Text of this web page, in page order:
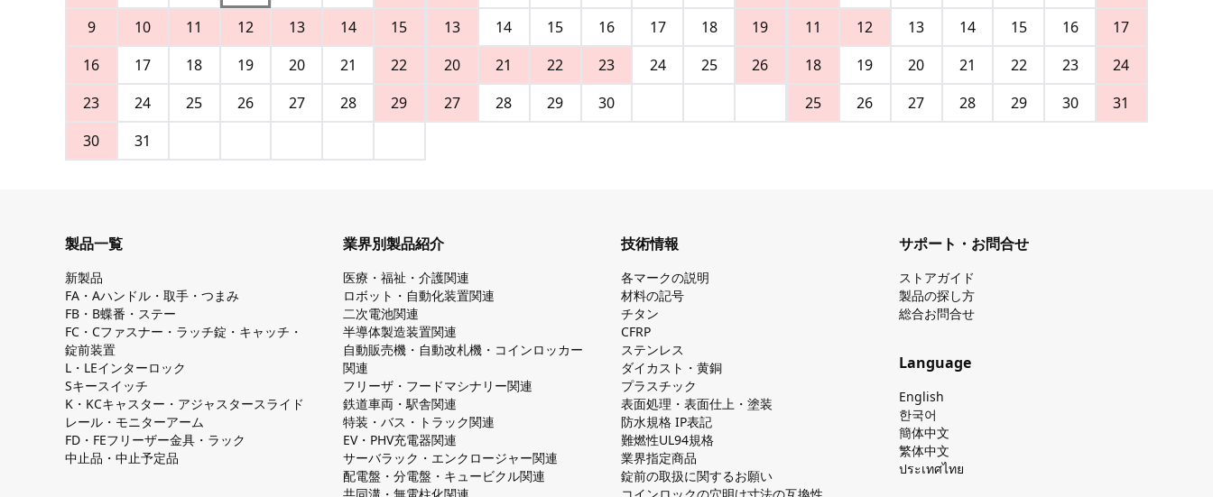
9
10 11 12 13 14
15
16
17 18 19 20 21
22
23
24 25 26 27 28
29
30
31
13
14 15 16 17 18
19
20
21 22 23 24 25
26
27
28 29 30
11
12 13 14 15 16
17
18
19 20 21 22 23
24
25
26 27 28 29 30 31
製品一覧
新製品
FA・Aハンドル・取手・つまみ
FB・B蝶番・ステー
FC・Cファスナー・ラッチ錠・キャッチ・
錠前装置
L・LEインターロック
Sキースイッチ
K・KCキャスター・アジャスタースライド
レール・モニターアーム
FD・FEフリーザー金具・ラック
中止品・中止予定品
業界別製品紹介
医療・福祉・介護関連
ロボット・自動化装置関連
二次電池関連
半導体製造装置関連
自動販売機・自動改札機・コインロッカー
関連
フリーザ・フードマシナリー関連
鉄道車両・駅舎関連
特装・バス・トラック関連
EV・PHV充電器関連
サーバラック・エンクロージャー関連
配電盤・分電盤・キュービクル関連
技術情報
各マークの説明
材料の記号
チタン
CFRP
ステンレス
ダイカスト・⻩銅
プラスチック
表面処理・表面仕上・塗装
防⽔規格 IP表記
難燃性UL94規格
業界指定商品
錠前の取扱に関するお願い
サポート・お問合せ
ストアガイド
製品の探し⽅
総合お問合せ
Language
English
한국어
簡体中文
繁体中文
ประเทศไทย